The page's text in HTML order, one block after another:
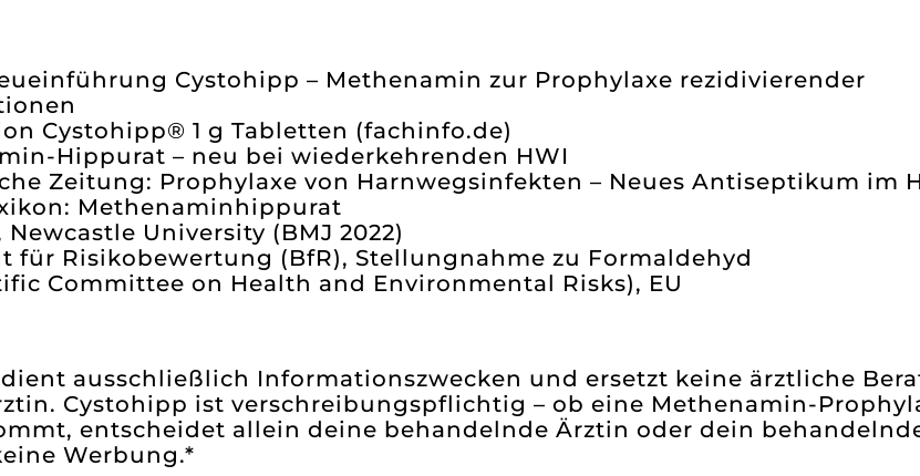
Cystohipp – Methenamin zur Prophylaxe rezidivierender
Cystohipp® 1 g Tabletten (fachinfo.de)
Hippurat – neu bei wiederkehrenden HWI
Zeitung: Prophylaxe von Harnwegsinfekten – Neues Antiseptikum im
Methenaminhippurat
Newcastle University (BMJ 2022)
für Risikobewertung (BfR), Stellungnahme zu Formaldehyd
Committee on Health and Environmental Risks), EU
ausschließlich Informationszwecken und ersetzt keine ärztliche
Cystohipp ist verschreibungspflichtig – ob eine Methenamin-
entscheidet allein deine behandelnde Ärztin oder dein
Werbung.*